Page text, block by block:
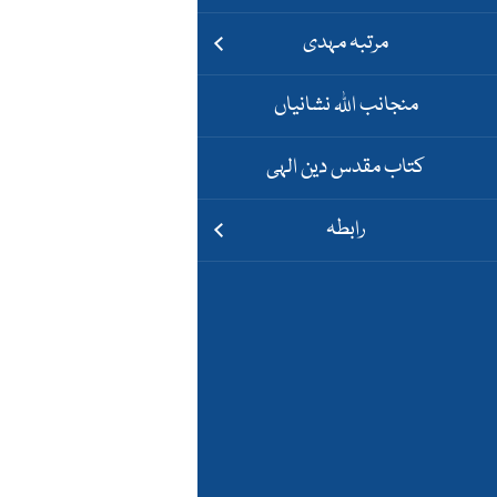
مرتبہ مہدی
منجانب اللہ نشانیاں
کتاب مقدس دین الہی
رابطہ